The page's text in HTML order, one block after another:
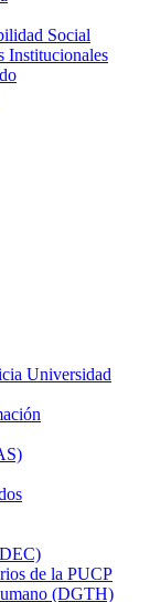
Social
Institucionales
Universidad
de la PUCP
(DGTH)